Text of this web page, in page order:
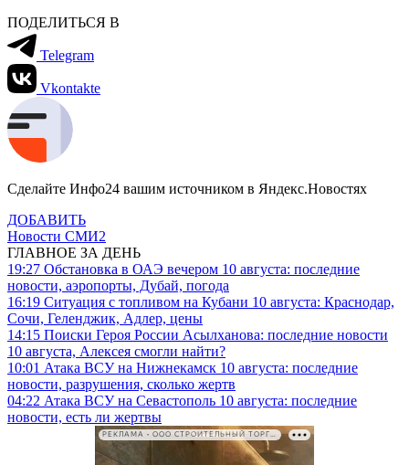
ПОДЕЛИТЬСЯ В
Telegram
Vkontakte
Сделайте Инфо24 вашим источником в Яндекс.Новостях
ДОБАВИТЬ
Новости СМИ2
ГЛАВНОЕ ЗА ДЕНЬ
19:27 Обстановка в ОАЭ вечером 10 августа: последние
новости, аэропорты, Дубай, погода
16:19 Ситуация с топливом на Кубани 10 августа: Краснодар,
Сочи, Геленджик, Адлер, цены
14:15 Поиски Героя России Асылханова: последние новости
10 августа, Алексея смогли найти?
10:01 Атака ВСУ на Нижнекамск 10 августа: последние
новости, разрушения, сколько жертв
04:22 Атака ВСУ на Севастополь 10 августа: последние
новости, есть ли жертвы
РЕКЛАМА • ООО СТРОИТЕЛЬНЫЙ ТОРГОВЫЙ ДОМ «ПЕТРОВИЧ». ИНН: 7802348846